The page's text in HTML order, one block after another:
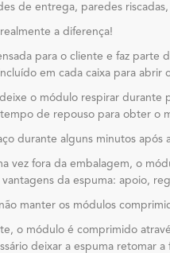
de entrega, paredes
a diferença!
para o cliente e faz parte
em cada caixa para
o módulo respirar durante
de repouso para obter o
durante alguns minutos
vez fora da embalagem, o
da espuma: apoio,
manter os módulos
o módulo é comprimido
deixar a espuma retomar